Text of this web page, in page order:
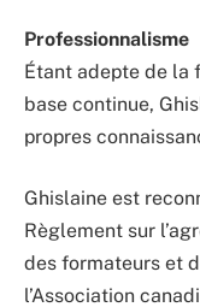
Professionnalisme
Étant adepte de la
base continue,
propres
Ghislaine est
Règlement sur
des formateurs et
l’Association